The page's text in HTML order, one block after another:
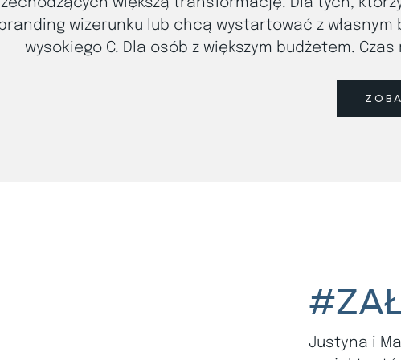
wizerunku lub chcą wystartować z własnym
wysokiego C. Dla osób z większym budżetem.
Justyna i